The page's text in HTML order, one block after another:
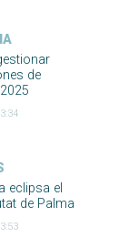
de
eclipsa el
de Palma